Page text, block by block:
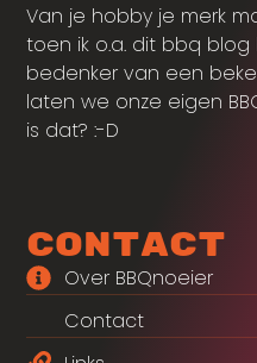
Van je hobby je merk
toen ik o.a. dit bbq
bedenker van een
laten we onze eigen
is dat? :-D
Contact
Over BBQnoeier
Contact